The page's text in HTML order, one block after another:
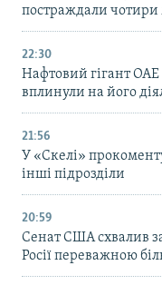
постраждали
22:30
Нафтовий гігант ОАЕ
вплинули на його
21:56
У «Скелі»
інші підрозділи
20:59
Cенат США схвалив
Росії переважною